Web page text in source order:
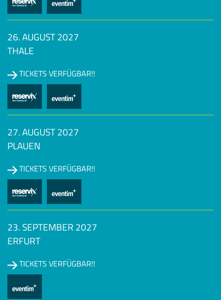
26. AUGUST 2027
THALE
TICKETS VERFÜGBAR!!
27. AUGUST 2027
PLAUEN
TICKETS VERFÜGBAR!!
23. SEPTEMBER 2027
ERFURT
TICKETS VERFÜGBAR!!